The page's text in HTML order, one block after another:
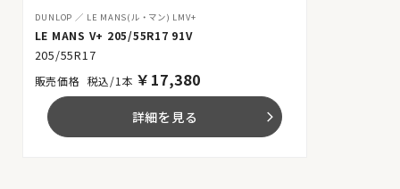
DUNLOP LE MANS(ル・マン) LMV+
LE MANS V+ 205/55R17 91V
205/55R17
税込/1本 ￥ 17,380
詳細を見る arrow_forward_ios